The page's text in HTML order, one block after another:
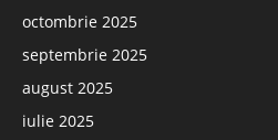
octombrie 2025
septembrie 2025
august 2025
iulie 2025